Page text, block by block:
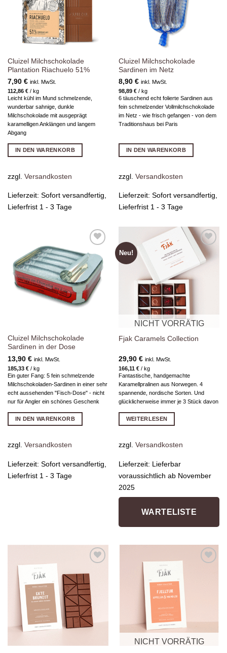
Cluizel Milchschokolade
Plantation Riachuelo 51%
7,90 € inkl. MwSt.
112,86 €/ kg
Leicht kühl im Mund schmelzende,
wunderbar sahnige, dunkle
Milchschokolade mit ausgeprägt
karamelligen Anklängen und langem
Abgang
IN DEN WARENKORB
zzgl. Versandkosten
Lieferzeit: Sofort versandfertig,
Lieferfrist 1 - 3 Tage
Cluizel Milchschokolade
Sardinen im Netz
8,90 € inkl. MwSt.
98,89 €/ kg
6 täuschend echt folierte Sardinen aus
fein schmelzender Vollmilchschokolade
im Netz - wie frisch gefangen - von dem
Traditionshaus bei Paris
IN DEN WARENKORB
zzgl. Versandkosten
Lieferzeit: Sofort versandfertig,
Lieferfrist 1 - 3 Tage
Zur
Wunschliste
hinzufügen
Cluizel Milchschokolade
Sardinen in der Dose
13,90 € inkl. MwSt.
185,33 €/ kg
Ein guter Fang: 5 fein schmelzende
Milchschokoladen-Sardinen in einer sehr
echt aussehenden "Fisch-Dose" - nicht
nur für Angler ein schönes Geschenk
IN DEN WARENKORB
zzgl. Versandkosten
Lieferzeit: Sofort versandfertig,
Lieferfrist 1 - 3 Tage
Neu!
Zur
Wunschliste
hinzufügen
NICHT VORRÄTIG
Fjak Caramels Collection
29,90 € inkl. MwSt.
166,11 €/ kg
Fantastische, handgemachte
Karamellpralinen aus Norwegen. 4
spannende, nordische Sorten. Und
glücklicherweise immer je 3 Stück davon
WEITERLESEN
zzgl. Versandkosten
Lieferzeit: Lieferbar
voraussichtlich ab November
2025
WARTELISTE
Wunschliste
hinzufügen
NICHT VORRÄTIG